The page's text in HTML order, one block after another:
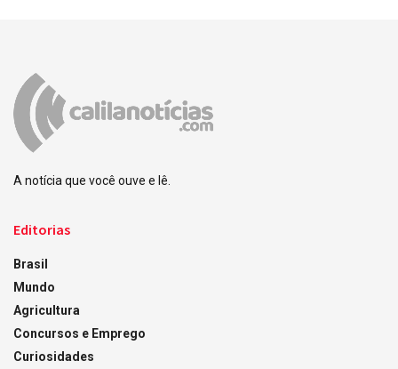
A notícia que você ouve e lê.
Editorias
Brasil
Mundo
Agricultura
Concursos e Emprego
Curiosidades